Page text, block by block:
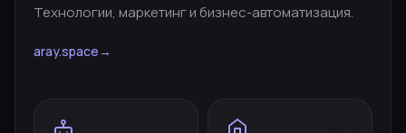
Технологии, маркетинг и бизнес-автоматизация.
aray.space→